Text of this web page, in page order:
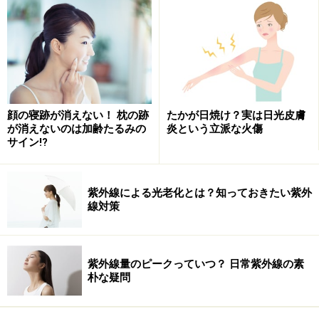
は毛髪、頭皮状態、ニオイなど、さまざまな肌悩みが現
れやすいとパーツ。
最近、頭皮の状態が気になってきたなと思ったら、この
ようなサロンユースの製品を使うことで、まずは自宅で
の頭皮ケアを充実させましょう。
＊外部サイト
http://www.kerastase-paris.jp/
ザ・ヘアケア アデノバイタル スカルプトリートメン
ト
顔の寝跡が消えない！ 枕の跡
が消えないのは加齢たるみの
サイン!?
たかが日焼け？実は日光皮膚
炎という立派な火傷
紫外線による光老化とは？知っておきたい紫外
線対策
紫外線量のピークっていつ？ 日常紫外線の素
朴な疑問